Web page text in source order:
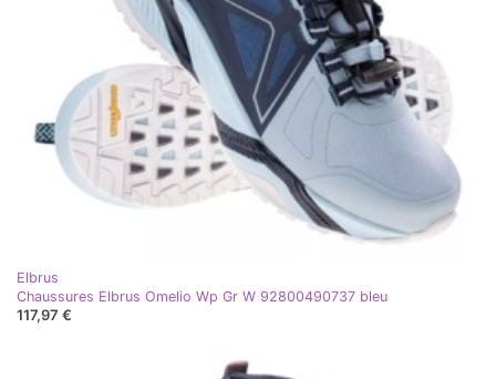
Elbrus
Chaussures Elbrus Omelio Wp Gr W 92800490737 bleu
117,97 €